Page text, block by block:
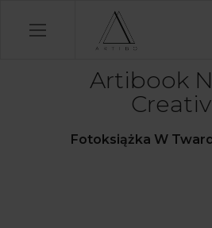
Artibook
Fotoksiążka W